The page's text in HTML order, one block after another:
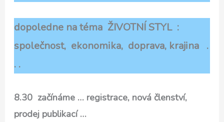
dopoledne na téma ŽIVOTNÍ STYL :
společnost, ekonomika, doprava, krajina .
. .
8.30 začínáme … registrace, nová členství,
prodej publikací …